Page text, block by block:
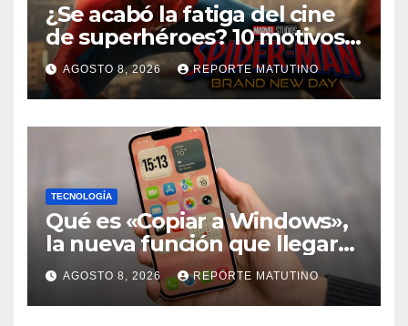
¿Se acabó la fatiga del cine
de superhéroes? 10 motivos
por los que ‘Spider-Man:
Brand New Day» desmiente
esa teoría
AGOSTO 8, 2026 REPORTE MATUTINO
TECNOLOGÍA
Qué es «Copiar a Windows»,
la nueva función que llegará
al iPhone solo para Europa
AGOSTO 8, 2026 REPORTE MATUTINO